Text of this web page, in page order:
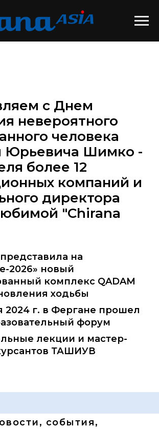
с Днем
невероятного
человека
Юрьевича Шимко -
более 12
компаний и
директора
"Chirana
представила на
2026» новый
комплекс QADAM
ходьбы
2024 г. в Фергане прошел
форум
лекции и мастер-
ТАШИУВ
события,